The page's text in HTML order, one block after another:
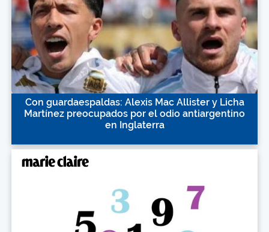
Con guardaespaldas: Alexis Mac Allister y Licha
Martínez preocupados por el odio antiargentino
en Inglaterra